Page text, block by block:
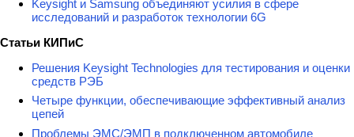
Keysight и Samsung объединяют усилия в сфере
исследований и разработок технологии 6G
Статьи КИПиС
Решения Keysight Technologies для тестирования и оценки
средств РЭБ
Четыре функции, обеспечивающие эффективный анализ
цепей
Проблемы ЭМС/ЭМП в подключенном автомобиле